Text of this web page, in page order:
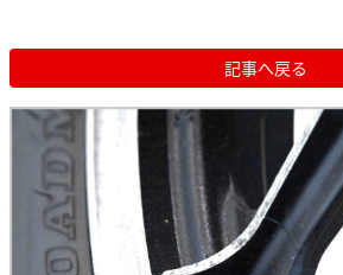
記事へ戻る